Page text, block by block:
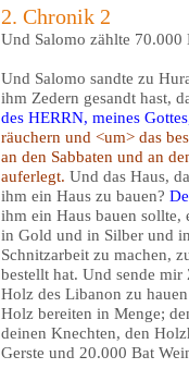
2. Chronik 2
Und Salomo zählte 70.000
Und Salomo sandte zu
ihm Zedern gesandt hast,
des HERRN, meines
räuchern und <um> das
an den Sabbaten und an
auferlegt.Und das Haus,
ihm ein Haus zu bauen?
ihm ein Haus bauen sollte,
in Gold und in Silber und
Schnitzarbeit zu machen,
bestellt hat. Und sende
Holz des Libanon zu
Holz bereiten in Menge;
deinen Knechten, den
Gerste und 20.000 Bat